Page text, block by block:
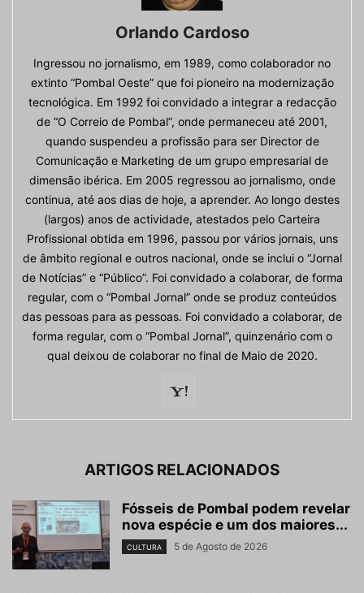
Orlando Cardoso
Ingressou no jornalismo, em 1989, como colaborador no
extinto “Pombal Oeste” que foi pioneiro na modernização
tecnológica. Em 1992 foi convidado a integrar a redacção
de “O Correio de Pombal”, onde permaneceu até 2001,
quando suspendeu a profissão para ser Director de
Comunicação e Marketing de um grupo empresarial de
dimensão ibérica. Em 2005 regressou ao jornalismo, onde
continua, até aos dias de hoje, a aprender. Ao longo destes
(largos) anos de actividade, atestados pelo Carteira
Profissional obtida em 1996, passou por vários jornais, uns
de âmbito regional e outros nacional, onde se inclui o “Jornal
de Notícias” e “Público”. Foi convidado a colaborar, de forma
regular, com o “Pombal Jornal” onde se produz conteúdos
das pessoas para as pessoas. Foi convidado a colaborar, de
forma regular, com o “Pombal Jornal”, quinzenário com o
qual deixou de colaborar no final de Maio de 2020.
ARTIGOS RELACIONADOS
Fósseis de Pombal podem revelar
nova espécie e um dos maiores...
CULTURA 5 de Agosto de 2026